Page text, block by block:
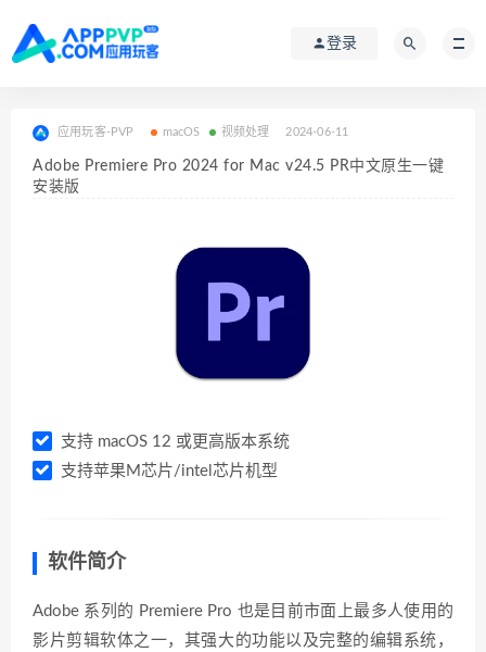
登录
应用玩客-PVP macOS 视频处理 2024-06-11
Adobe Premiere Pro 2024 for Mac v24.5 PR中文原生一键
安装版
支持 macOS 12 或更高版本系统
支持苹果M芯片/intel芯片机型
软件简介
Adobe 系列的 Premiere Pro 也是目前市面上最多人使用的
影片剪辑软体之一，其强大的功能以及完整的编辑系统，